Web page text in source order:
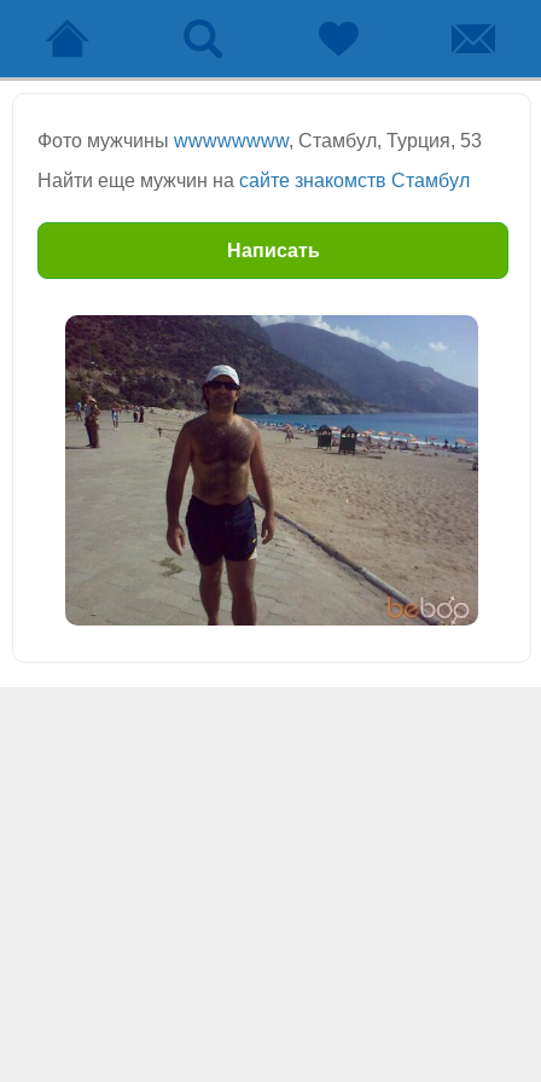
Фото мужчины wwwwwwww, Стамбул, Турция, 53
Найти еще мужчин на сайте знакомств Стамбул
Написать